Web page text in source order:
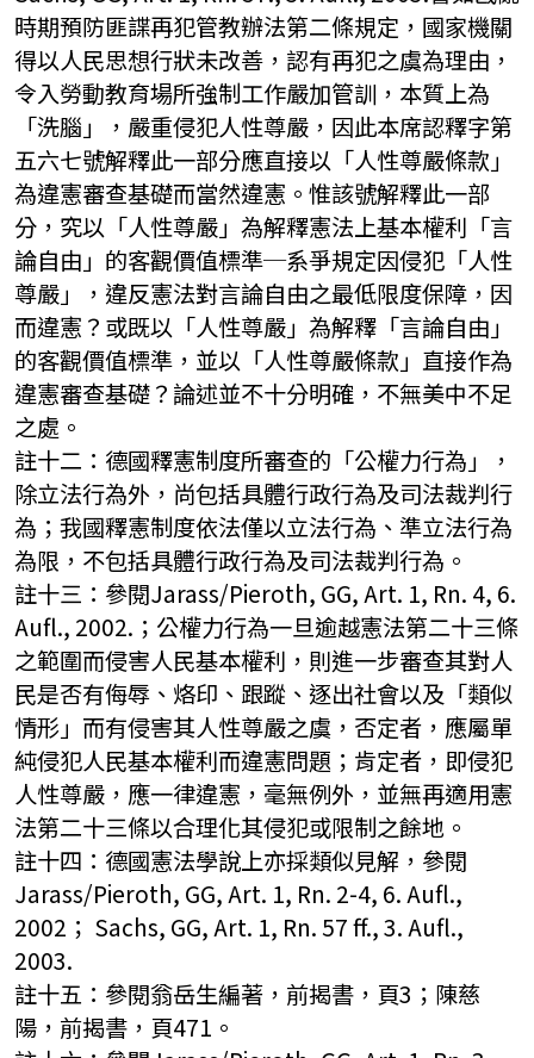
時期預防匪諜再犯管教辦法第二條規定，國家機關
得以人民思想行狀未改善，認有再犯之虞為理由，
令入勞動教育場所強制工作嚴加管訓，本質上為
「洗腦」，嚴重侵犯人性尊嚴，因此本席認釋字第
五六七號解釋此一部分應直接以「人性尊嚴條款」
為違憲審查基礎而當然違憲。惟該號解釋此一部
分，究以「人性尊嚴」為解釋憲法上基本權利「言
論自由」的客觀價值標準─系爭規定因侵犯「人性
尊嚴」，違反憲法對言論自由之最低限度保障，因
而違憲？或既以「人性尊嚴」為解釋「言論自由」
的客觀價值標準，並以「人性尊嚴條款」直接作為
違憲審查基礎？論述並不十分明確，不無美中不足
之處。
註十二：德國釋憲制度所審查的「公權力行為」，
除立法行為外，尚包括具體行政行為及司法裁判行
為；我國釋憲制度依法僅以立法行為、準立法行為
為限，不包括具體行政行為及司法裁判行為。
註十三：參閱Jarass/Pieroth, GG, Art. 1, Rn. 4, 6.
Aufl., 2002.；公權力行為一旦逾越憲法第二十三條
之範圍而侵害人民基本權利，則進一步審查其對人
民是否有侮辱、烙印、跟蹤、逐出社會以及「類似
情形」而有侵害其人性尊嚴之虞，否定者，應屬單
純侵犯人民基本權利而違憲問題；肯定者，即侵犯
人性尊嚴，應一律違憲，毫無例外，並無再適用憲
法第二十三條以合理化其侵犯或限制之餘地。
註十四：德國憲法學說上亦採類似見解，參閱
Jarass/Pieroth, GG, Art. 1, Rn. 2-4, 6. Aufl.,
2002； Sachs, GG, Art. 1, Rn. 57 ff., 3. Aufl.,
2003.
註十五：參閱翁岳生編著，前揭書，頁3；陳慈
陽，前揭書，頁471。